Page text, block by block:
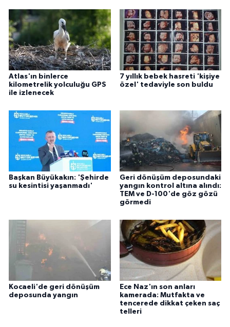
Atlas'ın binlerce
kilometrelik yolculuğu GPS
ile izlenecek
7 yıllık bebek hasreti 'kişiye
özel' tedaviyle son buldu
Başkan Büyükakın: 'Şehirde
su kesintisi yaşanmadı'
Geri dönüşüm deposundaki
yangın kontrol altına alındı:
TEM ve D-100'de göz gözü
görmedi
Kocaeli'de geri dönüşüm
deposunda yangın
Ece Naz'ın son anları
kamerada: Mutfakta ve
tencerede dikkat çeken saç
telleri